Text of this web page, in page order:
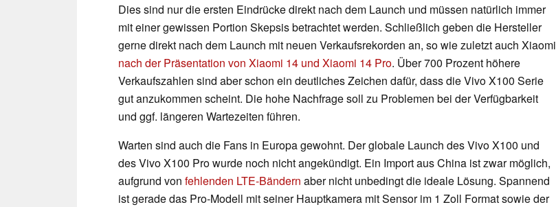
Dies sind nur die ersten Eindrücke direkt nach dem Launch und müssen natürlich immer
mit einer gewissen Portion Skepsis betrachtet werden. Schließlich geben die Hersteller
gerne direkt nach dem Launch mit neuen Verkaufsrekorden an, so wie zuletzt auch Xiaomi
nach der Präsentation von Xiaomi 14 und Xiaomi 14 Pro. Über 700 Prozent höhere
Verkaufszahlen sind aber schon ein deutliches Zeichen dafür, dass die Vivo X100 Serie
gut anzukommen scheint. Die hohe Nachfrage soll zu Problemen bei der Verfügbarkeit
und ggf. längeren Wartezeiten führen.
Warten sind auch die Fans in Europa gewohnt. Der globale Launch des Vivo X100 und
des Vivo X100 Pro wurde noch nicht angekündigt. Ein Import aus China ist zwar möglich,
aufgrund von fehlenden LTE-Bändern aber nicht unbedingt die ideale Lösung. Spannend
ist gerade das Pro-Modell mit seiner Hauptkamera mit Sensor im 1 Zoll Format sowie der